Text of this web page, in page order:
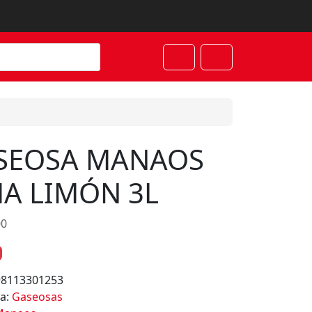
AccountCart
MANAOS
LIMÓN 3L
Gaseosas